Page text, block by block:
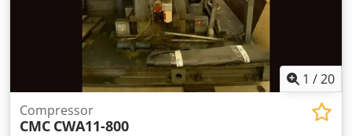
1 /20
Compressor
CMC CWA11-800